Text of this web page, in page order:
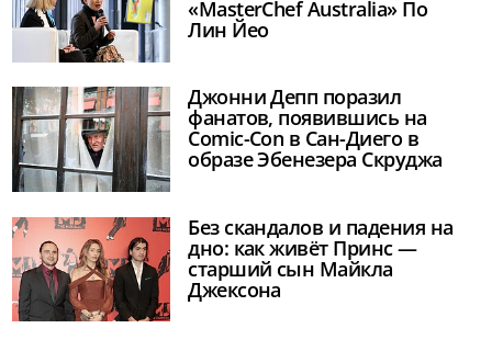
«MasterChef Australia» По
Лин Йео
Джонни Депп поразил
фанатов, появившись на
Comic-Con в Сан-Диего в
образе Эбенезера Скруджа
Без скандалов и падения на
дно: как живёт Принс —
старший сын Майкла
Джексона